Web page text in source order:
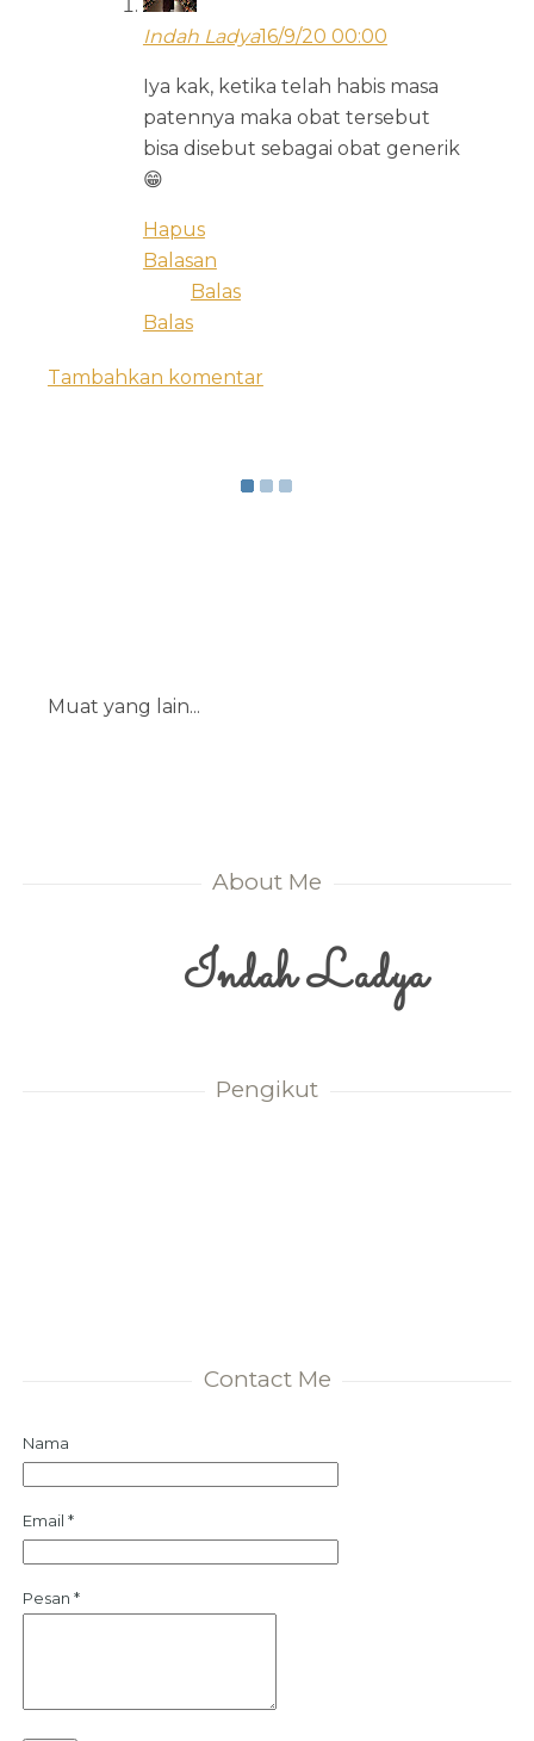
Indah Ladya16/9/20 00:00
Iya kak, ketika telah habis masa
patennya maka obat tersebut
bisa disebut sebagai obat generik
😁
Hapus
Balasan
Balas
Balas
Tambahkan komentar
Muat yang lain...
About Me
Indah Ladya
Pengikut
Contact Me
Nama
Email*
Pesan*